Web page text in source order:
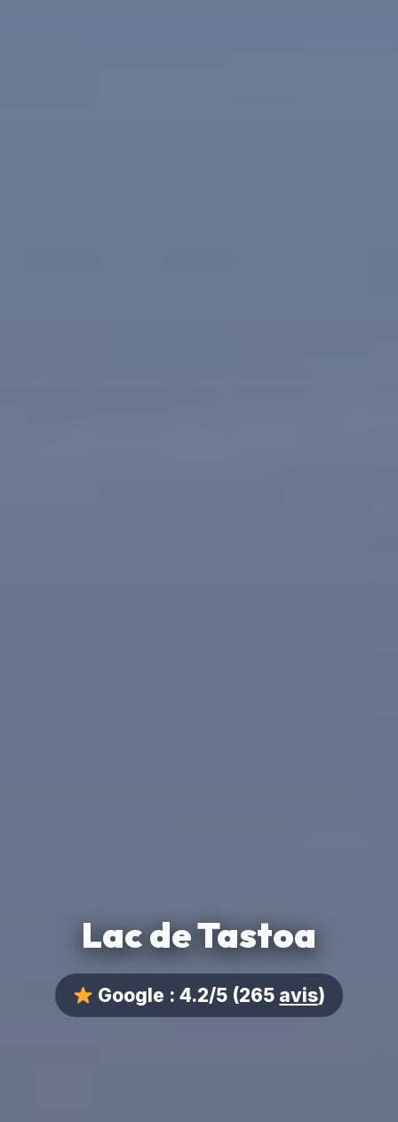
Lac de Tastoa
Google :4.2/5 (265 avis)